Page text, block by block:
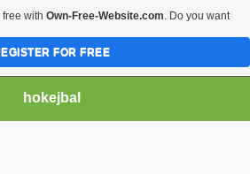
hokejbal
with Own-Free-Website.com. Do you want
FOR FREE